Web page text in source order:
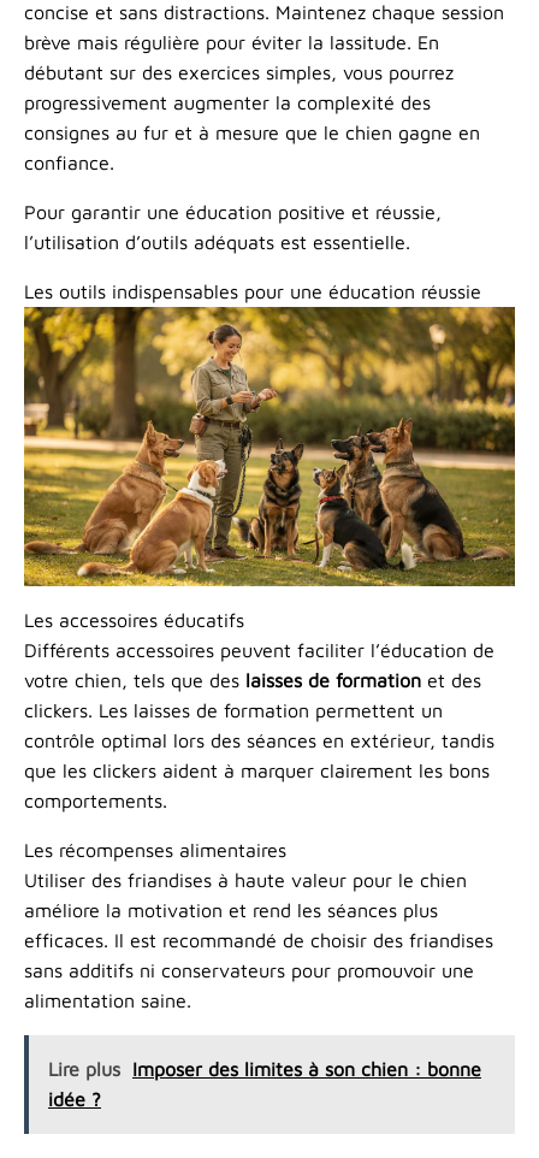
concise et sans distractions. Maintenez chaque session
brève mais régulière pour éviter la lassitude. En
débutant sur des exercices simples, vous pourrez
progressivement augmenter la complexité des
consignes au fur et à mesure que le chien gagne en
confiance.
Pour garantir une éducation positive et réussie,
l’utilisation d’outils adéquats est essentielle.
Les outils indispensables pour une éducation réussie
Les accessoires éducatifs
Différents accessoires peuvent faciliter l’éducation de
votre chien, tels que des laisses de formation et des
clickers. Les laisses de formation permettent un
contrôle optimal lors des séances en extérieur, tandis
que les clickers aident à marquer clairement les bons
comportements.
Les récompenses alimentaires
Utiliser des friandises à haute valeur pour le chien
améliore la motivation et rend les séances plus
efficaces. Il est recommandé de choisir des friandises
sans additifs ni conservateurs pour promouvoir une
alimentation saine.
Lire plus
Imposer des limites à son chien : bonne
idée ?